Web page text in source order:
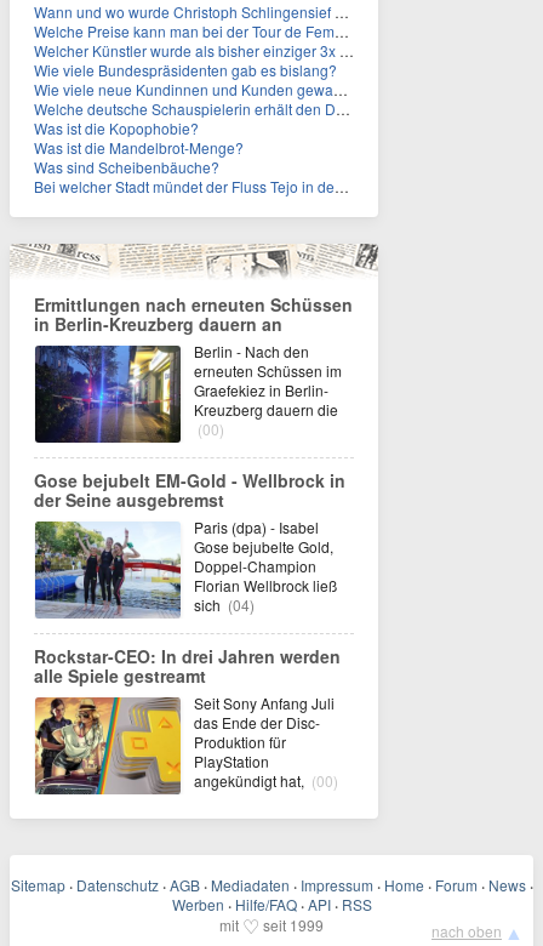
Wann und wo wurde Christoph Schlingensief geboren?
Welche Preise kann man bei der Tour de Femmes 2026 gewinnen?
Welcher Künstler wurde als bisher einziger 3x in die Rock and Roll Hall of Fame aufgenommen?
Wie viele Bundespräsidenten gab es bislang?
Wie viele neue Kundinnen und Kunden gewann MagentaTV allein durch die WM hinzu?
Welche deutsche Schauspielerin erhält den Deutschen Kulturpolitikpreis?
Was ist die Kopophobie?
Was ist die Mandelbrot-Menge?
Was sind Scheibenbäuche?
Bei welcher Stadt mündet der Fluss Tejo in den Atlantik?
Ermittlungen nach erneuten Schüssen
in Berlin-Kreuzberg dauern an
Berlin - Nach den
erneuten Schüssen im
Graefekiez in Berlin-
Kreuzberg dauern die
(00)
Gose bejubelt EM-Gold - Wellbrock in
der Seine ausgebremst
Paris (dpa) - Isabel
Gose bejubelte Gold,
Doppel-Champion
Florian Wellbrock ließ
sich (04)
Rockstar-CEO: In drei Jahren werden
alle Spiele gestreamt
Seit Sony Anfang Juli
das Ende der Disc-
Produktion für
PlayStation
angekündigt hat, (00)
Sitemap · Datenschutz · AGB · Mediadaten · Impressum · Home · Forum · News ·
Werben · Hilfe/FAQ · API · RSS
mit ♡ seit 1999 nach oben ▲